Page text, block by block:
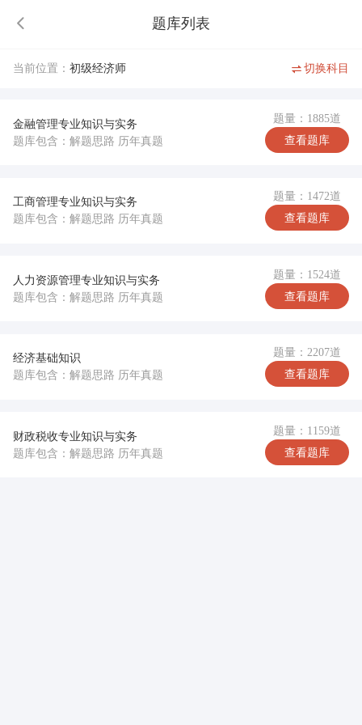
题库列表
当前位置： 初级经济师 切换科目
金融管理专业知识与实务
题库包含：解题思路 历年真题
题量：1885道
查看题库
工商管理专业知识与实务
题库包含：解题思路 历年真题
题量：1472道
查看题库
人力资源管理专业知识与实务
题库包含：解题思路 历年真题
题量：1524道
查看题库
经济基础知识
题库包含：解题思路 历年真题
题量：2207道
查看题库
财政税收专业知识与实务
题库包含：解题思路 历年真题
题量：1159道
查看题库